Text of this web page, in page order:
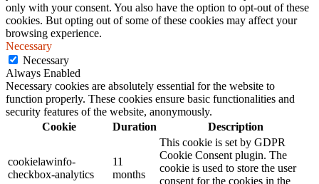
only with your consent. You also have the option to opt-out of these
cookies. But opting out of some of these cookies may affect your
browsing experience.
Necessary
Necessary
Always Enabled
Necessary cookies are absolutely essential for the website to
function properly. These cookies ensure basic functionalities and
security features of the website, anonymously.
Cookie
Duration Description
cookielawinfo-
checkbox-analytics
11
months
This cookie is set by GDPR
Cookie Consent plugin. The
cookie is used to store the user
consent for the cookies in the